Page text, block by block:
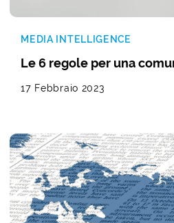
MEDIA INTELLIGENCE
Le 6 regole per una
17 Febbraio 2023